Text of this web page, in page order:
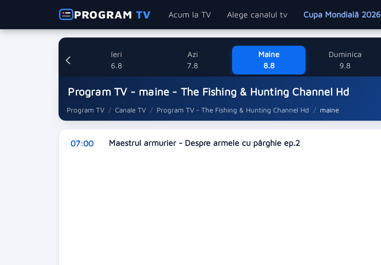
PROGRAMTV Acum la TV Alege canalul tv Cupa Mondială 2026
Ieri
6.8
Azi
7.8
Maine
8.8
Duminica
9.8
Program TV - maine - The Fishing & Hunting Channel Hd
Program TV Canale TV Program TV - The Fishing & Hunting Channel Hd maine
07:00 Maestrul armurier - Despre armele cu pârghie ep.2